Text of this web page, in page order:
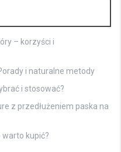
– korzyści i
i naturalne metody
i stosować?
z przedłużeniem paska na
warto kupić?